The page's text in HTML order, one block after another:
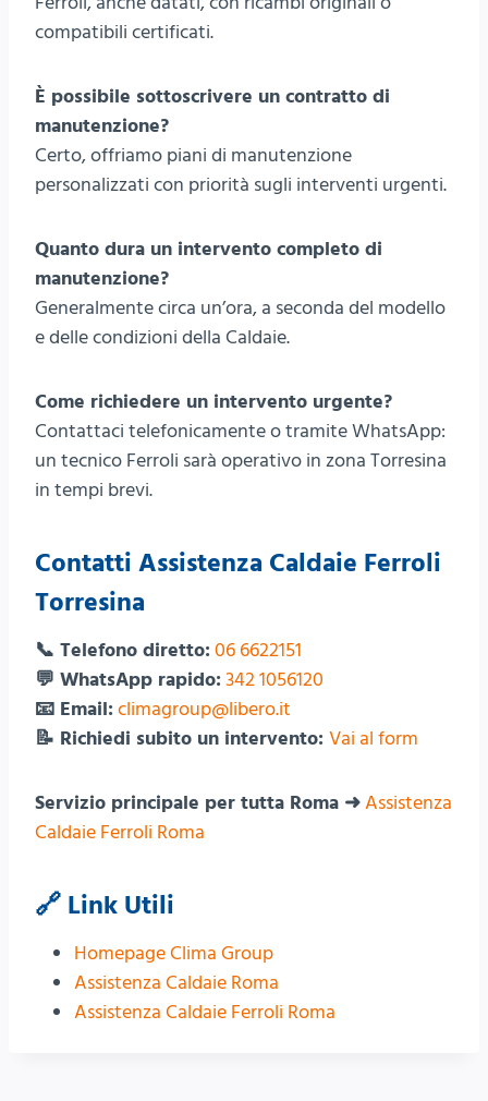
compatibili certificati.
È possibile sottoscrivere un contratto di
manutenzione?
Certo, offriamo piani di manutenzione
personalizzati con priorità sugli interventi urgenti.
Quanto dura un intervento completo di
manutenzione?
Generalmente circa un’ora, a seconda del modello
e delle condizioni della Caldaie.
Come richiedere un intervento urgente?
Contattaci telefonicamente o tramite WhatsApp:
un tecnico Ferroli sarà operativo in zona Torresina
in tempi brevi.
Contatti Assistenza Caldaie Ferroli
Torresina
📞 Telefono diretto: 06 6622151
💬 WhatsApp rapido: 342 1056120
📧 Email: climagroup@libero.it
📝 Richiedi subito un intervento: Vai al form
Servizio principale per tutta Roma ➜Assistenza
Caldaie Ferroli Roma
🔗 Link Utili
Homepage Clima Group
Assistenza Caldaie Roma
Assistenza Caldaie Ferroli Roma